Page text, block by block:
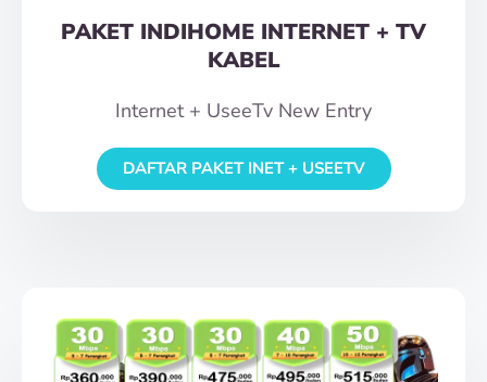
PAKET INDIHOME INTERNET + TV
KABEL
Internet + UseeTv New Entry
DAFTAR PAKET INET + USEETV